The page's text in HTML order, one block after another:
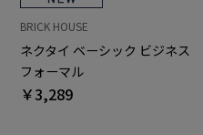
BRICK HOUSE
ネクタイ ベーシック ビジネス
フォーマル
￥3,289